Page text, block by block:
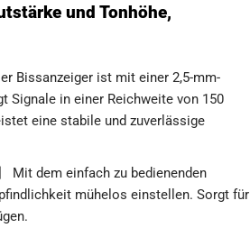
und Tonhöhe,
Bissanzeiger ist mit einer 2,5-mm-
Signale in einer Reichweite von 150
eine stabile und zuverlässige
Mit dem einfach zu bedienenden
mühelos einstellen. Sorgt für